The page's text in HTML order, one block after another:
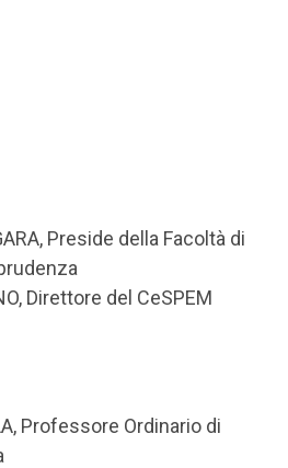
Preside della Facoltà di
Direttore del CeSPEM
Professore Ordinario di